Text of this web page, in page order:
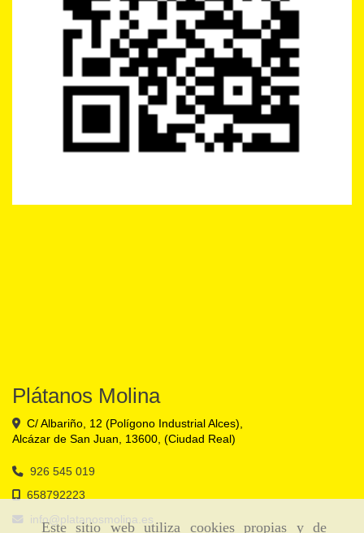
Este sitio web utiliza cookies propias y de
Plátanos Molina
C/ Albariño, 12 (Polígono Industrial Alces),
Alcázar de San Juan
13600 (Ciudad Real)
926 545 019
658792223
info
platanosmolina.es